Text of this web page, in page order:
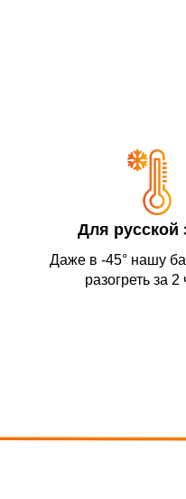
Даже в -45° нашу
разогреть за 2
Для русской